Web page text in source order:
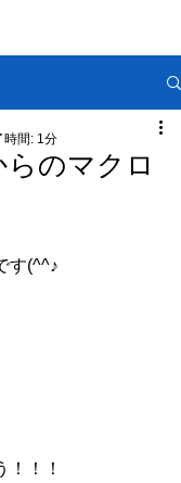
のマクロ
時間: 1分
す(^^♪
！！！